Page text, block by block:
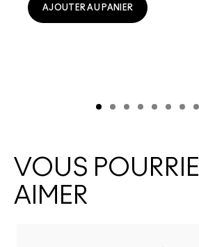
AJOUTER AU PANIER
VOUS
AIMER